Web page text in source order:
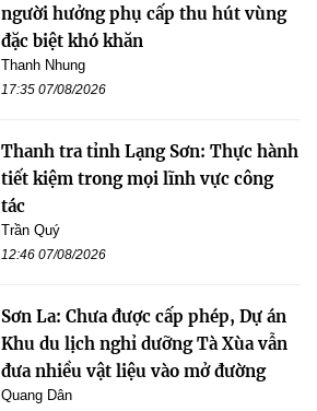
người hưởng phụ cấp thu hút vùng
đặc biệt khó khăn
Thanh Nhung
17:35 07/08/2026
Thanh tra tỉnh Lạng Sơn: Thực hành
tiết kiệm trong mọi lĩnh vực công
tác
Trần Quý
12:46 07/08/2026
Sơn La: Chưa được cấp phép, Dự án
Khu du lịch nghỉ dưỡng Tà Xùa vẫn
đưa nhiều vật liệu vào mở đường
Quang Dân